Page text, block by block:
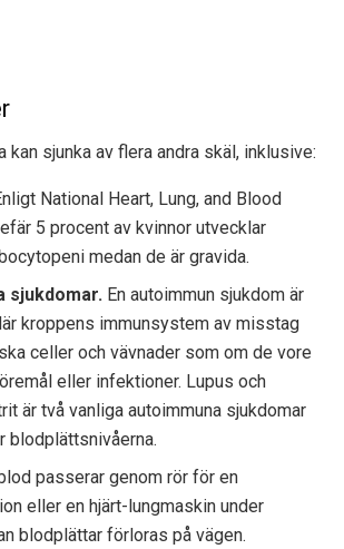
kan sjunka av flera andra skäl, inklusive:
National Heart, Lung, and Blood
5 procent av kvinnor utvecklar
medan de är gravida.
sjukdomar. En autoimmun sjukdom är
kroppens immunsystem av misstag
celler och vävnader som om de vore
eller infektioner. Lupus och
är två vanliga autoimmuna sjukdomar
blodplättsnivåerna.
passerar genom rör för en
eller en hjärt-lungmaskin under
blodplättar förloras på vägen.